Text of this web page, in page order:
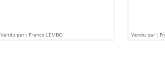
Vendu par : Franco LEMBO Vendu par :